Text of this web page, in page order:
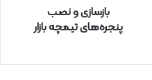
بازسازی و نصب
پنجره‌های تیمچه بازار